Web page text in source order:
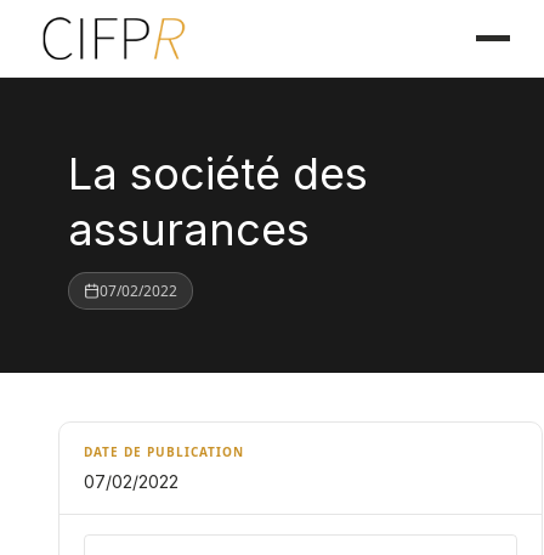
La société des
assurances
07/02/2022
DATE DE PUBLICATION
07/02/2022